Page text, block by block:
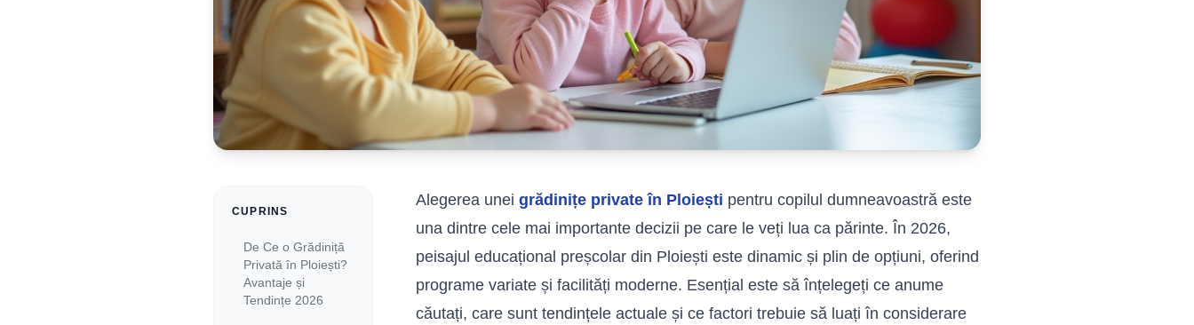
CUPRINS
De Ce o Grădiniță
Privată în Ploiești?
Avantaje și
Tendințe 2026
Alegerea unei grădinițe private în Ploiești pentru copilul dumneavoastră este
una dintre cele mai importante decizii pe care le veți lua ca părinte. În 2026,
peisajul educațional preșcolar din Ploiești este dinamic și plin de opțiuni, oferind
programe variate și facilități moderne. Esențial este să înțelegeți ce anume
căutați, care sunt tendințele actuale și ce factori trebuie să luați în considerare